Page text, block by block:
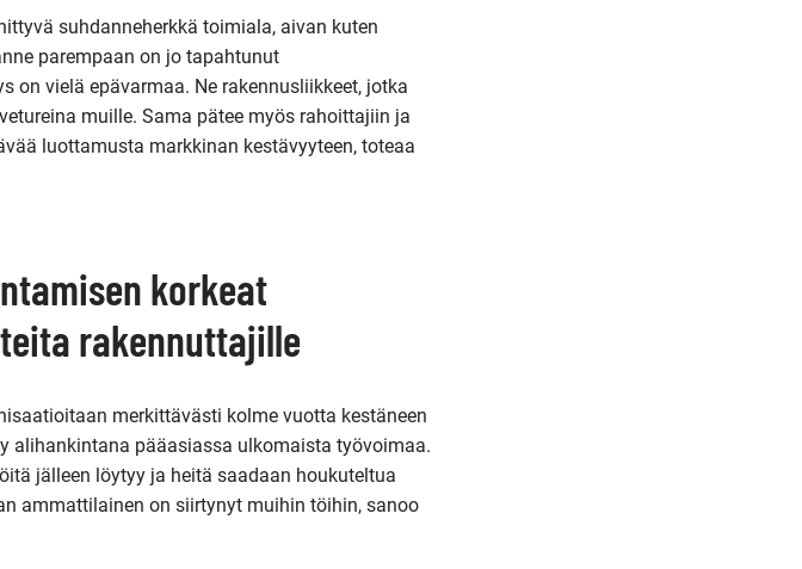
suhdanneherkkä toimiala, aivan kuten
parempaan on jo tapahtunut
on vielä epävarmaa. Ne rakennusliikkeet, jotka
muille. Sama pätee myös rahoittajiin ja
luottamusta markkinan kestävyyteen, toteaa
korkeat
rakennuttajille
merkittävästi kolme vuotta kestäneen
alihankintana pääasiassa ulkomaista työvoimaa.
jälleen löytyy ja heitä saadaan houkuteltua
ammattilainen on siirtynyt muihin töihin, sanoo